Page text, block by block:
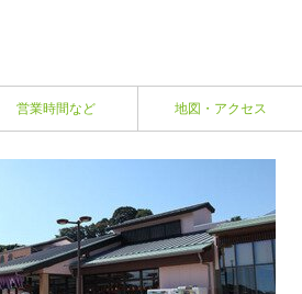
営業時間など 地図・アクセス